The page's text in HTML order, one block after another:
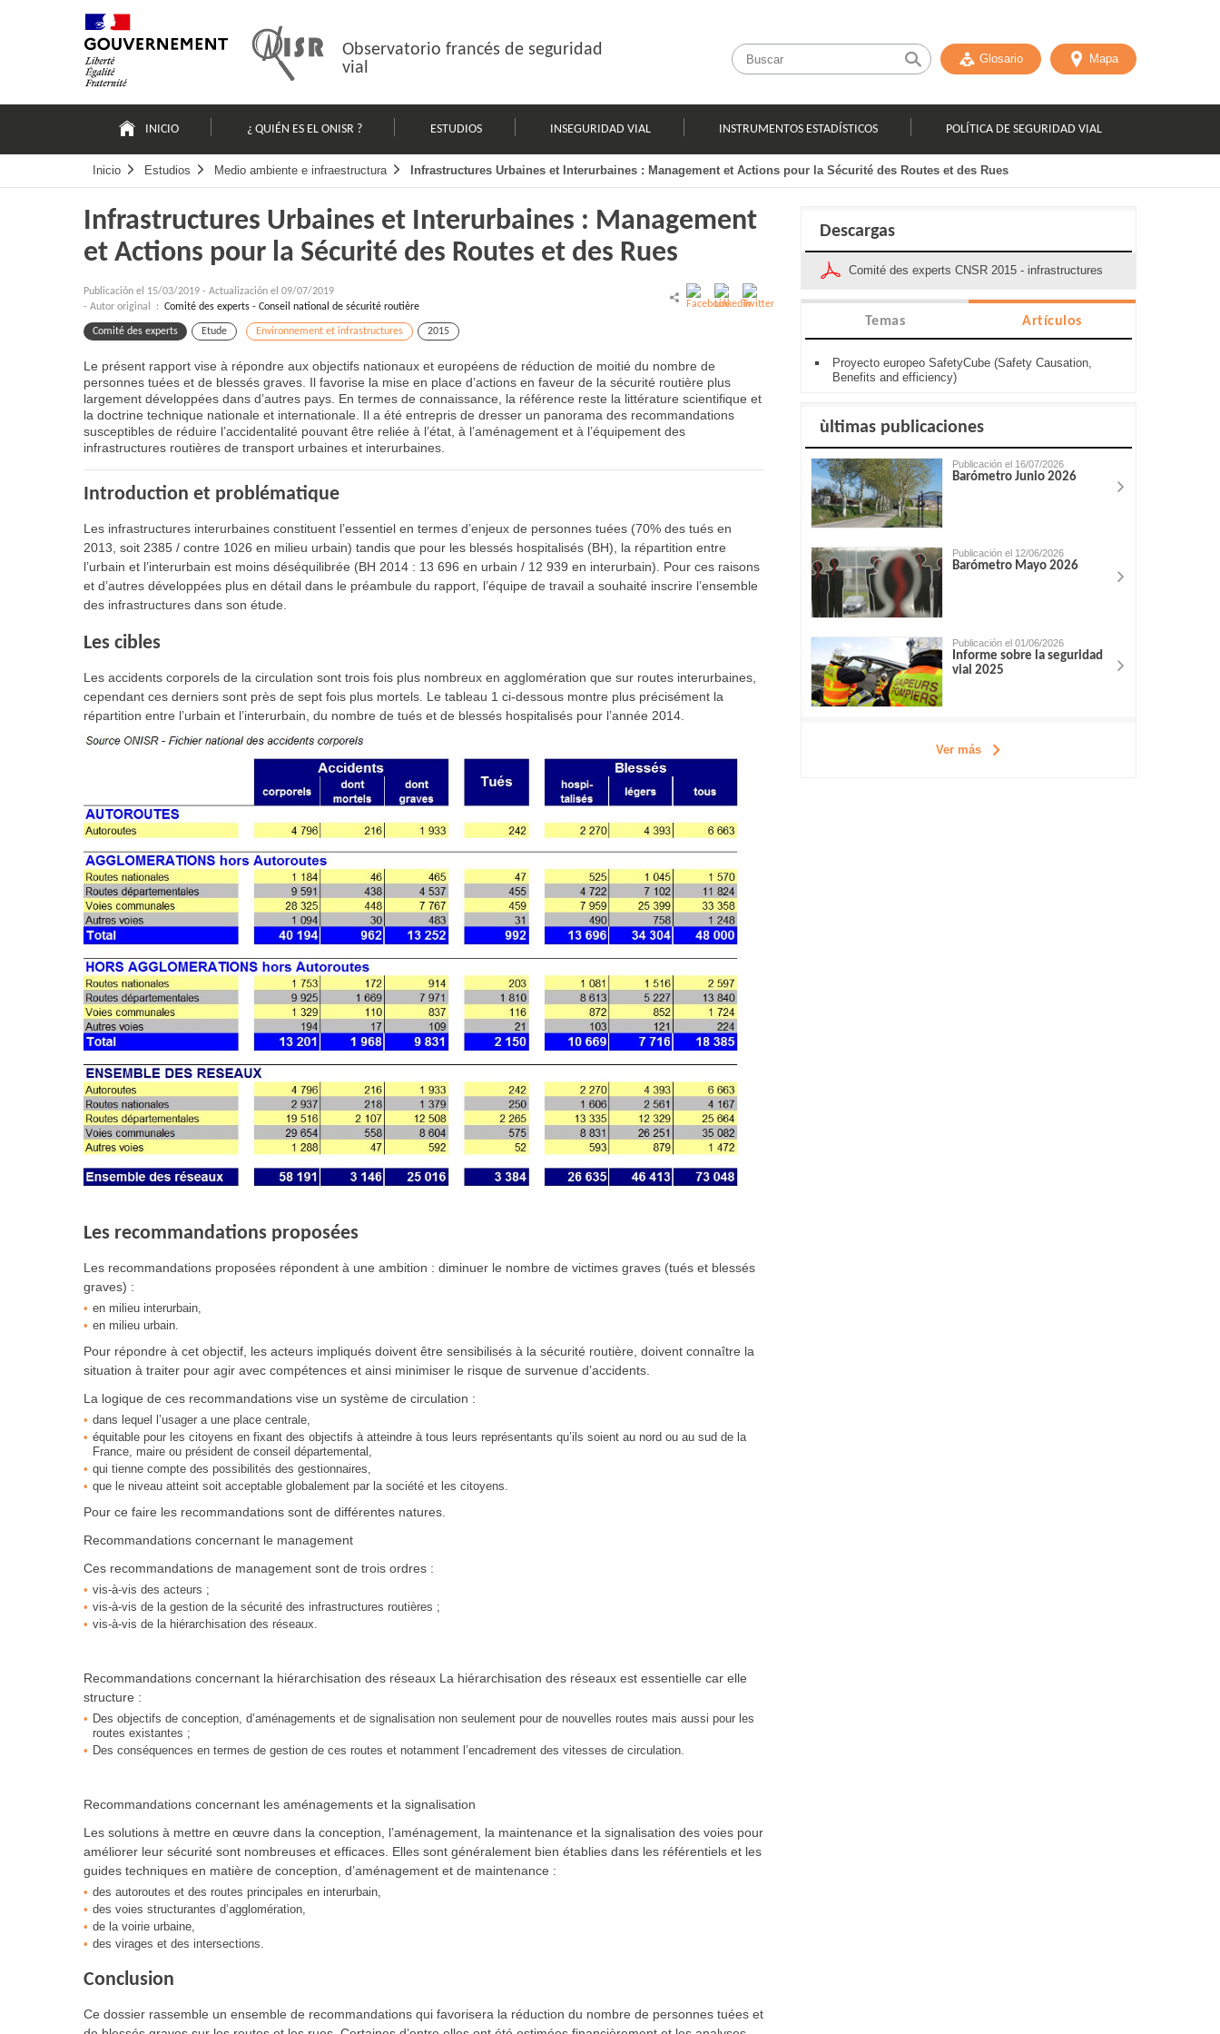
Observatorio francés de seguridad
vial
Glosario Mapa
principale
INICIO ¿ QUIÉN ES EL ONISR ? ESTUDIOS INSEGURIDAD VIAL INSTRUMENTOS ESTADÍSTICOS POLÍTICA DE SEGURIDAD VIAL
Inicio Estudios Medio ambiente e infraestructura Infrastructures Urbaines et Interurbaines : Management et Actions pour la Sécurité des Routes et des Rues
Infrastructures Urbaines et Interurbaines : Management
et Actions pour la Sécurité des Routes et des Rues
Publicación el 15/03/2019 - Actualización el 09/07/2019
- Autor original : Comité des experts - Conseil national de sécurité routière
Comité des experts Etude Environnement et infrastructures 2015
Le présent rapport vise à répondre aux objectifs nationaux et européens de réduction de moitié du nombre de
personnes tuées et de blessés graves. Il favorise la mise en place d’actions en faveur de la sécurité routière plus
largement développées dans d’autres pays. En termes de connaissance, la référence reste la littérature scientifique et
la doctrine technique nationale et internationale. Il a été entrepris de dresser un panorama des recommandations
susceptibles de réduire l’accidentalité pouvant être reliée à l’état, à l’aménagement et à l’équipement des
infrastructures routières de transport urbaines et interurbaines.
Introduction et problématique
Les infrastructures interurbaines constituent l’essentiel en termes d’enjeux de personnes tuées (70% des tués en
2013, soit 2385 / contre 1026 en milieu urbain) tandis que pour les blessés hospitalisés (BH), la répartition entre
l’urbain et l’interurbain est moins déséquilibrée (BH 2014 : 13 696 en urbain / 12 939 en interurbain). Pour ces raisons
et d’autres développées plus en détail dans le préambule du rapport, l’équipe de travail a souhaité inscrire l’ensemble
des infrastructures dans son étude.
Les cibles
Les accidents corporels de la circulation sont trois fois plus nombreux en agglomération que sur routes interurbaines,
cependant ces derniers sont près de sept fois plus mortels. Le tableau 1 ci-dessous montre plus précisément la
répartition entre l’urbain et l’interurbain, du nombre de tués et de blessés hospitalisés pour l’année 2014.
Les recommandations proposées
Les recommandations proposées répondent à une ambition : diminuer le nombre de victimes graves (tués et blessés
graves) :
en milieu interurbain,
en milieu urbain.
Pour répondre à cet objectif, les acteurs impliqués doivent être sensibilisés à la sécurité routière, doivent connaître la
situation à traiter pour agir avec compétences et ainsi minimiser le risque de survenue d’accidents.
La logique de ces recommandations vise un système de circulation :
dans lequel l’usager a une place centrale,
équitable pour les citoyens en fixant des objectifs à atteindre à tous leurs représentants qu’ils soient au nord ou au sud de la
France, maire ou président de conseil départemental,
qui tienne compte des possibilités des gestionnaires,
que le niveau atteint soit acceptable globalement par la société et les citoyens.
Pour ce faire les recommandations sont de différentes natures.
Recommandations concernant le management
Ces recommandations de management sont de trois ordres :
vis-à-vis des acteurs ;
vis-à-vis de la gestion de la sécurité des infrastructures routières ;
vis-à-vis de la hiérarchisation des réseaux.
Recommandations concernant la hiérarchisation des réseaux La hiérarchisation des réseaux est essentielle car elle
structure :
Des objectifs de conception, d’aménagements et de signalisation non seulement pour de nouvelles routes mais aussi pour les
routes existantes ;
Des conséquences en termes de gestion de ces routes et notamment l’encadrement des vitesses de circulation.
Recommandations concernant les aménagements et la signalisation
Les solutions à mettre en œuvre dans la conception, l’aménagement, la maintenance et la signalisation des voies pour
améliorer leur sécurité sont nombreuses et efficaces. Elles sont généralement bien établies dans les référentiels et les
guides techniques en matière de conception, d’aménagement et de maintenance :
des autoroutes et des routes principales en interurbain,
des voies structurantes d’agglomération,
de la voirie urbaine,
des virages et des intersections.
Conclusion
Ce dossier rassemble un ensemble de recommandations qui favorisera la réduction du nombre de personnes tuées et
Descargas
Comité des experts CNSR 2015 - infrastructures
Temas Artículos
Proyecto europeo SafetyCube (Safety Causation,
Benefits and efficiency)
ùltimas publicaciones
Publicación el 16/07/2026
Barómetro Junio 2026
Publicación el 12/06/2026
Barómetro Mayo 2026
Publicación el 01/06/2026
Informe sobre la seguridad
vial 2025
Ver más